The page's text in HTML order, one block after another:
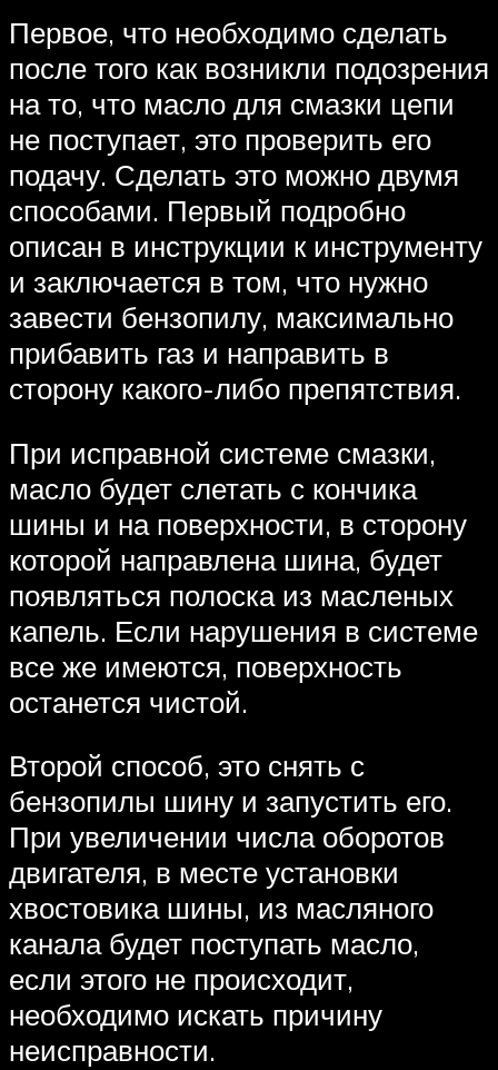
Первое, что необходимо сделать
после того как возникли подозрения
на то, что масло для смазки цепи
не поступает, это проверить его
подачу. Сделать это можно двумя
способами. Первый подробно
описан в инструкции к инструменту
и заключается в том, что нужно
завести бензопилу, максимально
прибавить газ и направить в
сторону какого-либо препятствия.
При исправной системе смазки,
масло будет слетать с кончика
шины и на поверхности, в сторону
которой направлена шина, будет
появляться полоска из масленых
капель. Если нарушения в системе
все же имеются, поверхность
останется чистой.
Второй способ, это снять с
бензопилы шину и запустить его.
При увеличении числа оборотов
двигателя, в месте установки
хвостовика шины, из масляного
канала будет поступать масло,
если этого не происходит,
необходимо искать причину
неисправности.